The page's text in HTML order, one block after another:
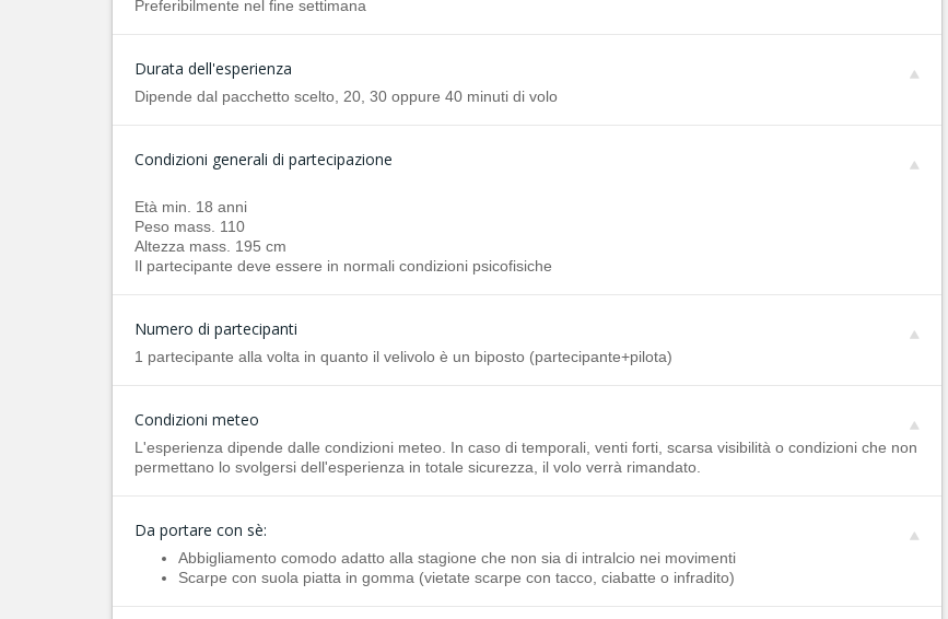
Preferibilmente nel fine settimana
Durata dell'esperienza
Dipende dal pacchetto scelto, 20, 30 oppure 40 minuti di volo
Condizioni generali di partecipazione
Età min. 18 anni
Peso mass. 110
Altezza mass. 195 cm
Il partecipante deve essere in normali condizioni psicofisiche
Numero di partecipanti
1 partecipante alla volta in quanto il velivolo è un biposto (partecipante+pilota)
Condizioni meteo
L'esperienza dipende dalle condizioni meteo. In caso di temporali, venti forti, scarsa visibilità o condizioni che non
permettano lo svolgersi dell'esperienza in totale sicurezza, il volo verrà rimandato.
Da portare con sè:
Abbigliamento comodo adatto alla stagione che non sia di intralcio nei movimenti
Scarpe con suola piatta in gomma (vietate scarpe con tacco, ciabatte o infradito)